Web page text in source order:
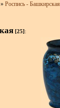
Роспись - Башкирская
[25] :